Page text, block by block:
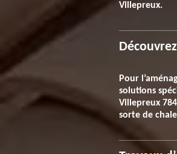
Villepreux.
Pour
solutions
Villepreux
sorte de